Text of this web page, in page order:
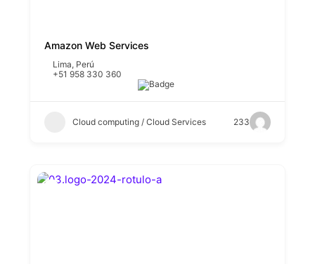
Amazon Web Services
Lima, Perú
+51 958 330 360
Cloud computing / Cloud Services 233